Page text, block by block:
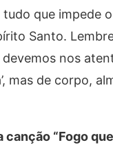
que impede
Santo.
nos
mas de corpo,
“Fogo